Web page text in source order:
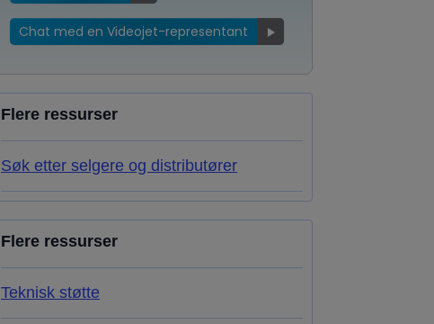
Chat med en Videojet-representant
Flere ressurser
Søk etter selgere og distributører
Flere ressurser
Teknisk støtte